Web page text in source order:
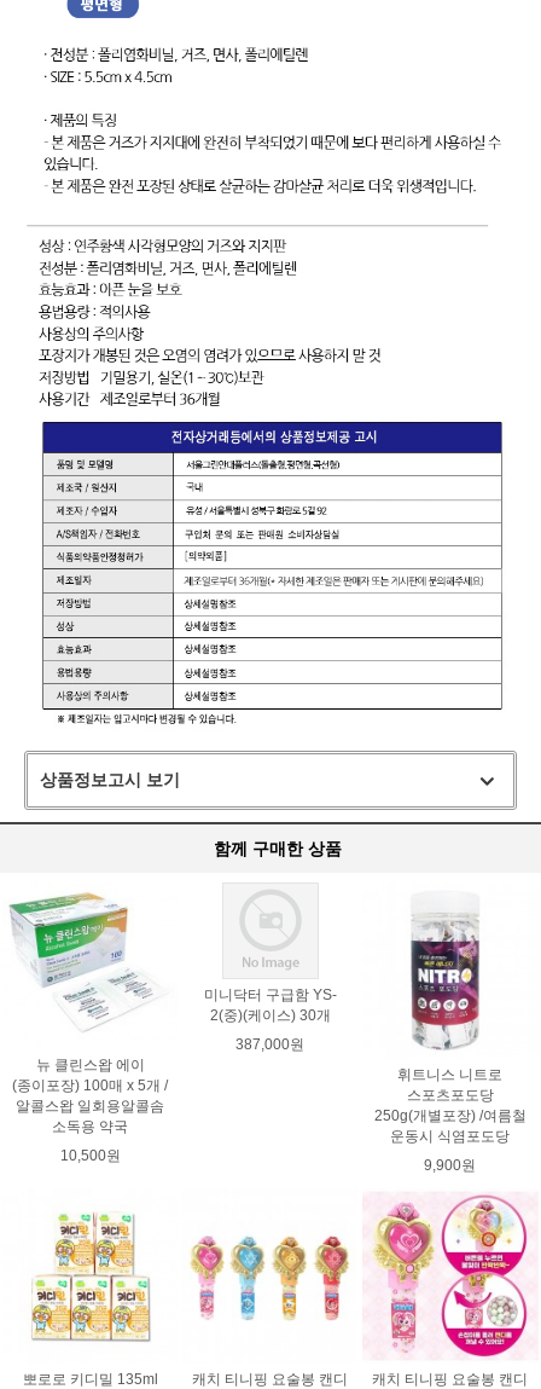
상품정보고시 보기
함께 구매한 상품
뉴 클린스왑 에이
(종이포장) 100매 x 5개 /
알콜스왑 일회용알콜솜
소독용 약국
10,500원
미니닥터 구급함 YS-
2(중)(케이스) 30개
387,000원
휘트니스 니트로
스포츠포도당
250g(개별포장) /여름철
운동시 식염포도당
9,900원
뽀로로 키디밀 135ml
캐치 티니핑 요술봉 캔디
캐치 티니핑 요술봉 캔디